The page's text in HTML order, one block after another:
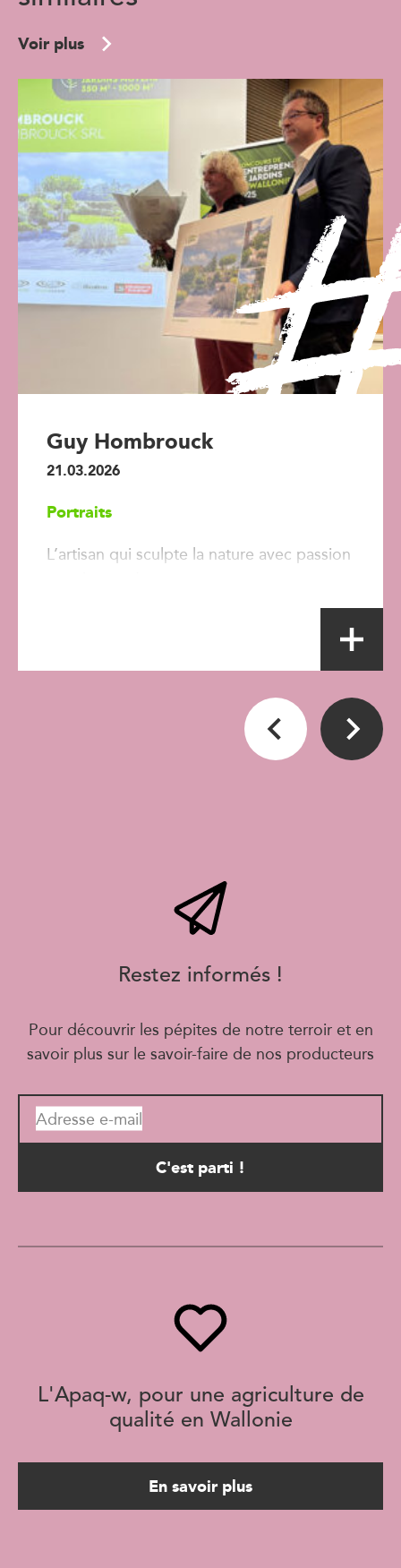
Voir plus
Guy Hombrouck
21.03.2026
Portraits
L’artisan qui sculpte la nature avec passion
Restez informés !
Pour découvrir les pépites de notre terroir et en
savoir plus sur le savoir-faire de nos producteurs
Adresse e-mail
L'Apaq-w, pour une agriculture de
qualité en Wallonie
En savoir plus